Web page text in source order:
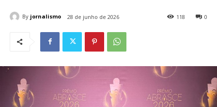
By jornalismo 28 de junho de 2026 0
118